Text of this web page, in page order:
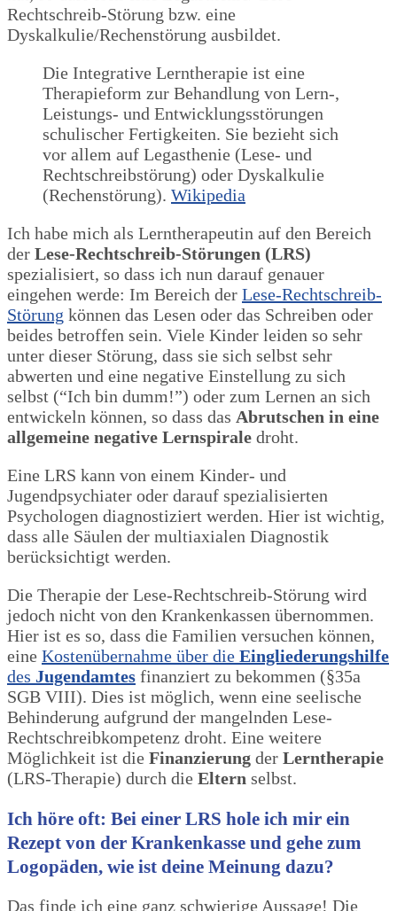
Rechtschreib-Störung bzw. eine
Dyskalkulie/Rechenstörung ausbildet.
Die Integrative Lerntherapie ist eine
Therapieform zur Behandlung von Lern-,
Leistungs- und Entwicklungsstörungen
schulischer Fertigkeiten. Sie bezieht sich
vor allem auf Legasthenie (Lese- und
Rechtschreibstörung) oder Dyskalkulie
(Rechenstörung). Wikipedia
Ich habe mich als Lerntherapeutin auf den Bereich
der Lese-Rechtschreib-Störungen (LRS)
spezialisiert, so dass ich nun darauf genauer
eingehen werde: Im Bereich der Lese-Rechtschreib-
Störung können das Lesen oder das Schreiben oder
beides betroffen sein. Viele Kinder leiden so sehr
unter dieser Störung, dass sie sich selbst sehr
abwerten und eine negative Einstellung zu sich
selbst (“Ich bin dumm!”) oder zum Lernen an sich
entwickeln können, so dass das Abrutschen in eine
allgemeine negative Lernspirale droht.
Eine LRS kann von einem Kinder- und
Jugendpsychiater oder darauf spezialisierten
Psychologen diagnostiziert werden. Hier ist wichtig,
dass alle Säulen der multiaxialen Diagnostik
berücksichtigt werden.
Die Therapie der Lese-Rechtschreib-Störung wird
jedoch nicht von den Krankenkassen übernommen.
Hier ist es so, dass die Familien versuchen können,
eine Kostenübernahme über die Eingliederungshilfe
des Jugendamtes finanziert zu bekommen (§35a
SGB VIII). Dies ist möglich, wenn eine seelische
Behinderung aufgrund der mangelnden Lese-
Rechtschreibkompetenz droht. Eine weitere
Möglichkeit ist die Finanzierung der Lerntherapie
(LRS-Therapie) durch die Eltern selbst.
Ich höre oft: Bei einer LRS hole ich mir ein
Rezept von der Krankenkasse und gehe zum
Logopäden, wie ist deine Meinung dazu?
Das finde ich eine ganz schwierige Aussage! Die